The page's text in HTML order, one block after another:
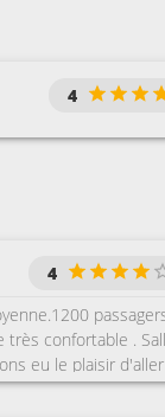
4
4
très confortable .
eu le plaisir
grâce au